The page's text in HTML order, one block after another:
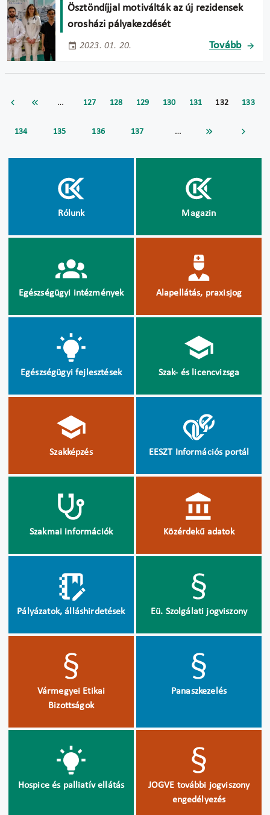
Ösztöndíjjal motiválták az új rezidensek
orosházi pályakezdését
2023. 01. 20. Tovább
… 127 128 129 130 131 132 133
134 135 136 137 …
Rólunk Magazin
Egészségügyi intézmények Alapellátás, praxisjog
Egészségügyi fejlesztések Szak- és licencvizsga
Szakképzés EESZT Információs portál
Szakmai információk Közérdekű adatok
Pályázatok, álláshirdetések Eü. Szolgálati jogviszony
Vármegyei Etikai
Bizottságok
Panaszkezelés
Hospice és palliatív ellátás
JOGVE további jogviszony
engedélyezés